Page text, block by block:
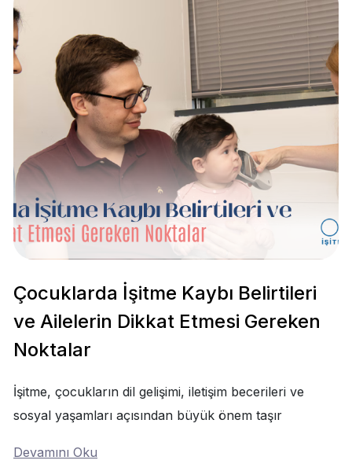
Çocuklarda İşitme Kaybı Belirtileri
ve Ailelerin Dikkat Etmesi Gereken
Noktalar
İşitme, çocukların dil gelişimi, iletişim becerileri ve
sosyal yaşamları açısından büyük önem taşır
Devamını Oku